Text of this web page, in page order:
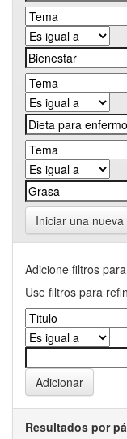
Iniciar una
Adicione filtros
Use filtros para
Resultados por